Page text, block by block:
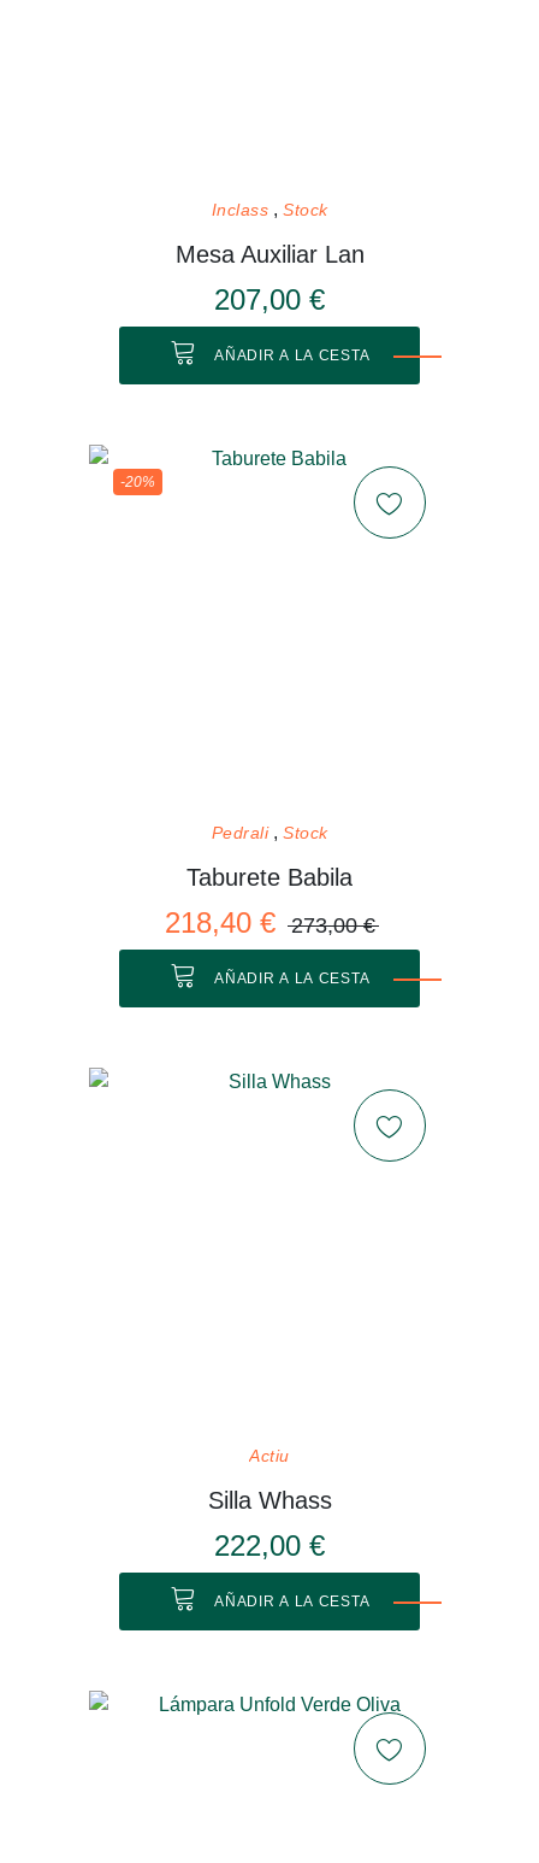
Inclass Stock
Mesa Auxiliar Lan
207,00 €
AÑADIR A LA CESTA
-20%
Pedrali Stock
Taburete Babila
218,40 € 273,00 €
AÑADIR A LA CESTA
Actiu
Silla Whass
222,00 €
AÑADIR A LA CESTA